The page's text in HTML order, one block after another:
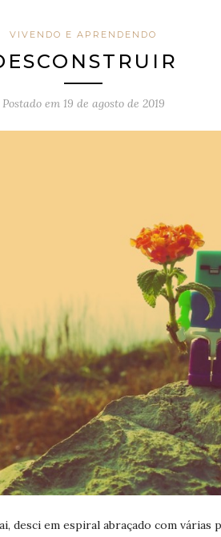
VIVENDO E APRENDENDO
Postado em 19 de agosto de 2019
desci em espiral abraçado com várias